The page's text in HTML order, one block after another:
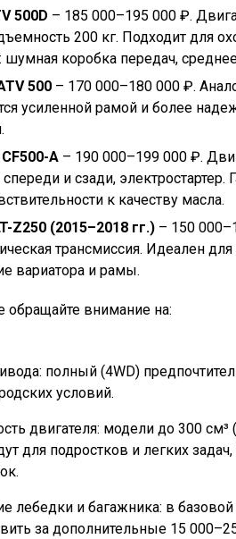
500D – 185 000–195 000 ₽.
200 кг. Подходит для
коробка передач, среднее
500 – 170 000–180 000 ₽.
усиленной рамой и более
A – 190 000–199 000 ₽.
и сзади, электростартер.
к качеству масла.
Z250 (2015–2018 гг.) – 150
трансмиссия. Идеален
вариатора и рамы.
обращайте внимание на:
полный (4WD)
условий.
двигателя: модели до 300 см³
для подростков и легких
лебедки и багажника: в
за дополнительные 15